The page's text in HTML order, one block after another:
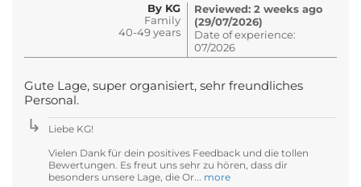
By KG
Family
40-49 years
Reviewed: 2 weeks ago
(29/07/2026)
Date of experience:
07/2026
Gute Lage, super organisiert, sehr freundliches
Personal.
Liebe KG!
Vielen Dank für dein positives Feedback und die tollen
Bewertungen. Es freut uns sehr zu hören, dass dir
besonders unsere Lage, die Or... more